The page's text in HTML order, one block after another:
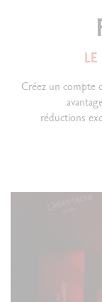
Créez un compte
réductions